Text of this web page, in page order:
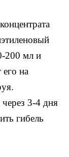
200 мл и
на
3-4 дня
гибель